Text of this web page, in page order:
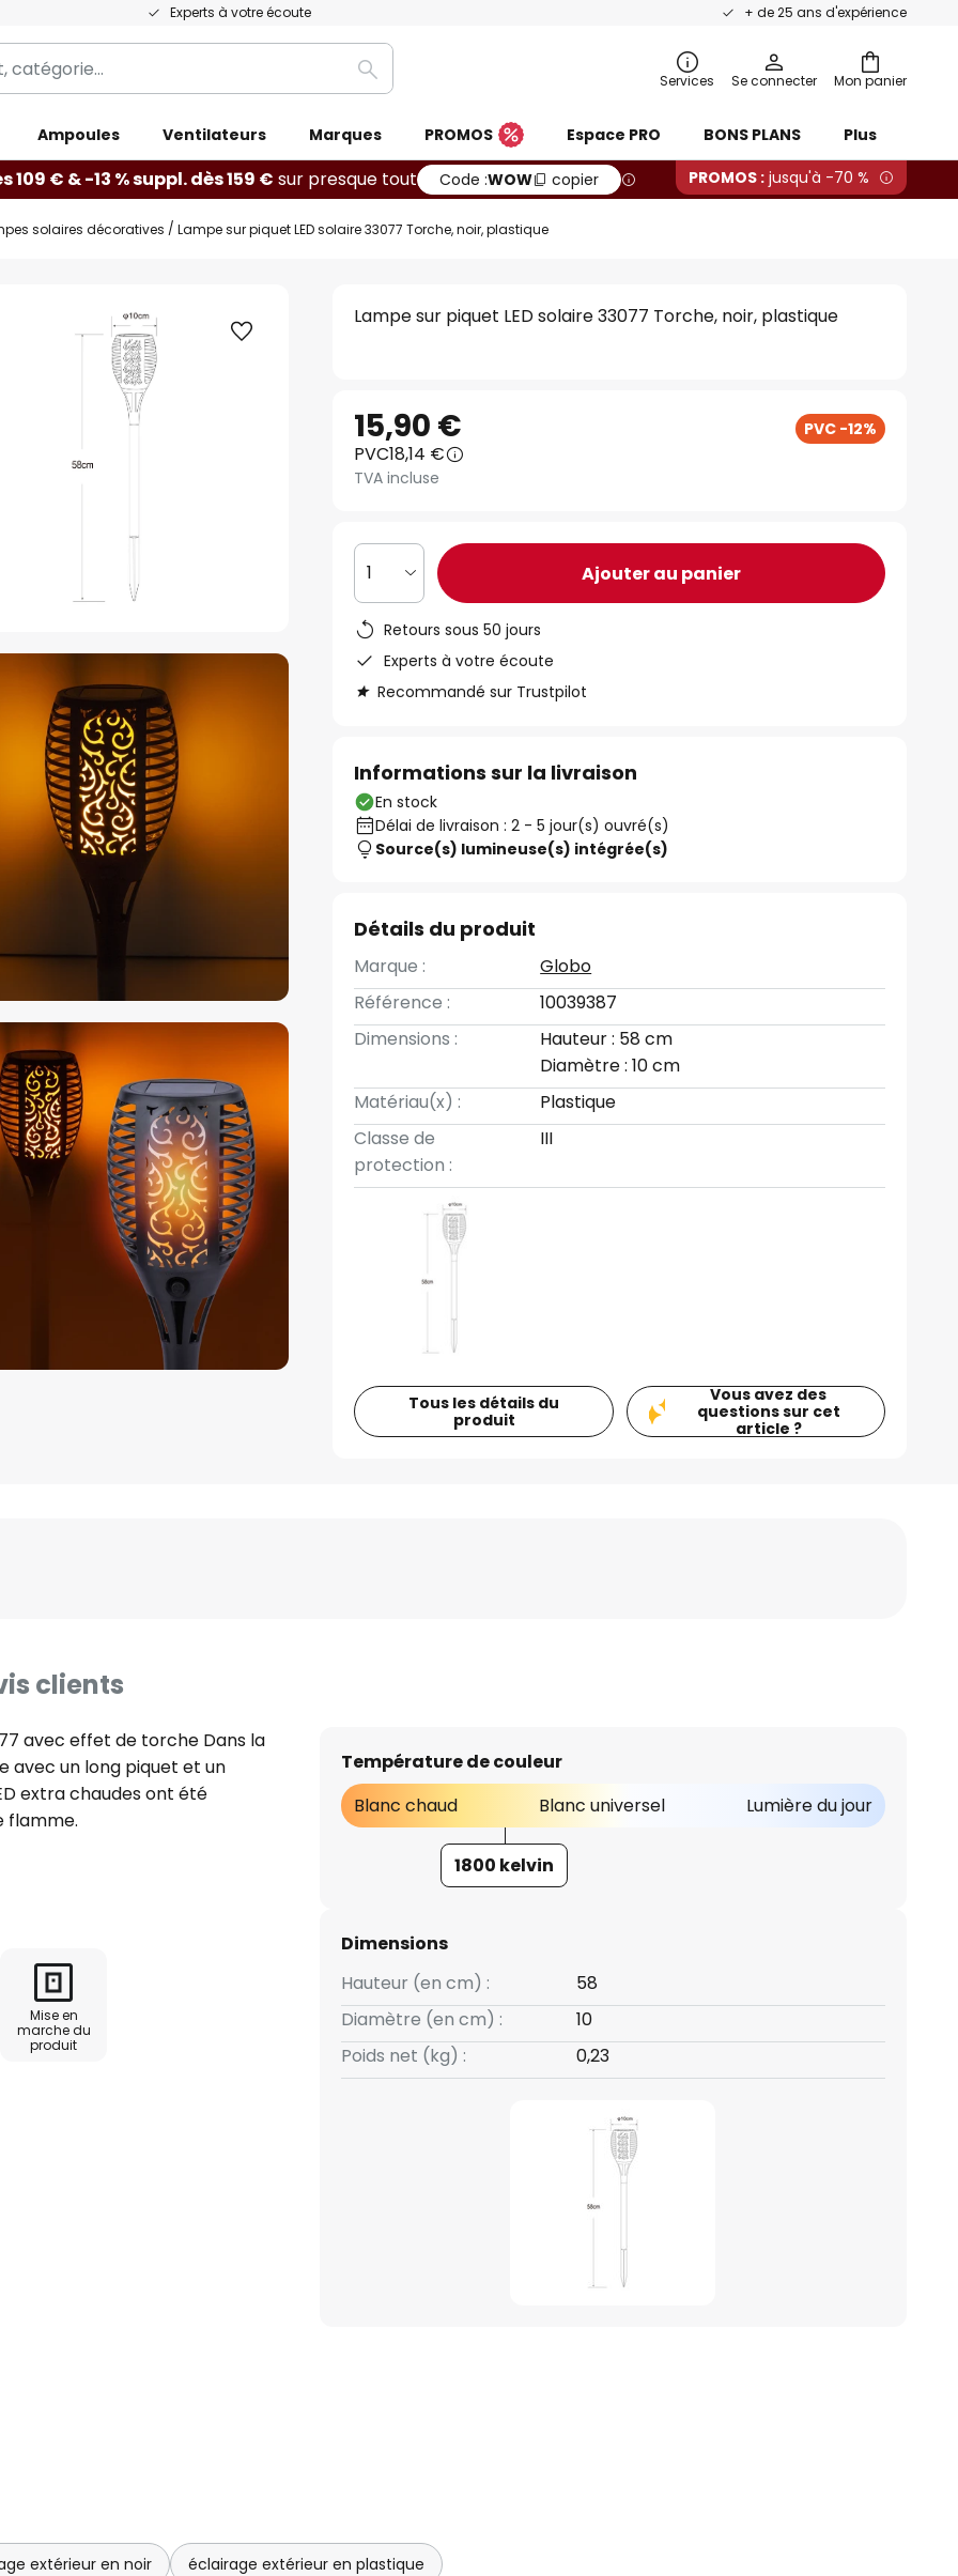
Experts à votre écoute + de 25 ans d'expérience
Mon panier
Rechercher Services Se connecter
Ampoules Ventilateurs Marques PROMOS Espace PRO BONS PLANS Plus
109 € & -13 % suppl. dès 159 € sur presque tout Code :WOW copier PROMOS : jusqu'à -70 %
solaires décoratives Lampe sur piquet LED solaire 33077 Torche, noir, plastique
Lampe sur piquet LED solaire 33077 Torche, noir, plastique
15,90 € PVC -12%
PVC18,14 €
TVA incluse
1 Ajouter au panier
Retours sous 50 jours
Experts à votre écoute
Recommandé sur Trustpilot
Informations sur la livraison
En stock
Délai de livraison : 2 - 5 jour(s) ouvré(s)
Source(s) lumineuse(s) intégrée(s)
Détails du produit
Marque :
Globo
Référence :
10039387
Dimensions :
Hauteur : 58 cm
Diamètre : 10 cm
Matériau(x) :
Plastique
Classe de
protection :
III
Tous les détails du
produit
Vous avez des
questions sur cet
article ?
clients
avec effet de torche Dans la
avec un long piquet et un
extra chaudes ont été
flamme.
Mise en
marche du
produit
Température de couleur
Blanc chaud
Blanc universel Lumière du jour
1800 kelvin
Dimensions
Hauteur (en cm) :
58
Diamètre (en cm) :
10
Poids net (kg) :
0,23
extérieur en noir éclairage extérieur en plastique